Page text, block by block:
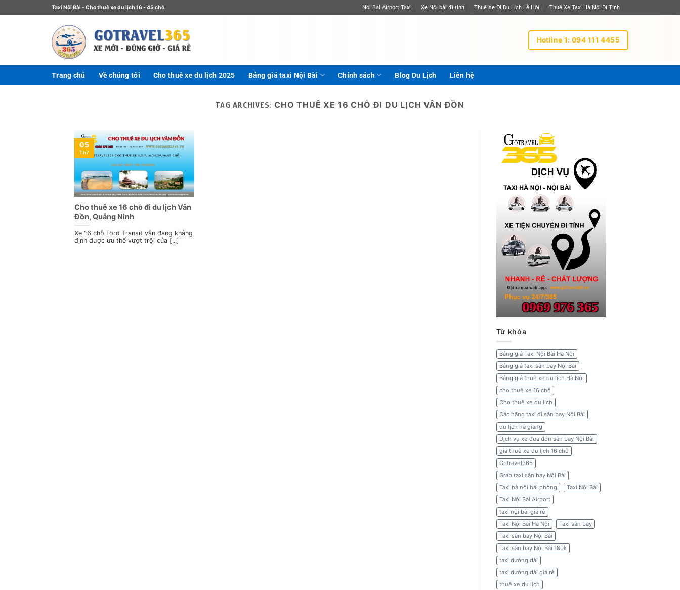
Taxi Nội Bài - Cho thuê xe du lịch 16 - 45 chỗ Noi Bai Airport Taxi Xe Nội bài đi tỉnh Thuê Xe Đi Du Lịch Lễ Hội Thuê Xe Taxi Hà Nội Đi Tỉnh
Hotline 1: 094 111 4455
Trang chủ Về chúng tôi Cho thuê xe du lịch 2025 Bảng giá taxi Nội Bài Chính sách Blog Du Lịch Liên hệ
TAG ARCHIVES: CHO THUÊ XE 16 CHỖ ĐI DU LỊCH VÂN ĐỒN
Cho thuê xe 16 chỗ đi du lịch Vân
Đồn, Quảng Ninh
Xe 16 chỗ Ford Transit vẫn đang khẳng
định được ưu thế vượt trội của [...]
05
Th7
Từ khóa
Bảng giá Taxi Nội Bài Hà Nội
Bảng giá taxi sân bay Nội Bài
Bảng giá thuê xe du lịch Hà Nội
cho thuê xe 16 chỗ
Cho thuê xe du lịch
Các hãng taxi đi sân bay Nội Bài
du lịch hà giang
Dịch vụ xe đưa đón sân bay Nội Bài
giá thuê xe du lịch 16 chỗ
Gotravel365
Grab taxi sân bay Nội Bài
Taxi hà nội hải phòng
Taxi Nội Bài
Taxi Nội Bài Airport
taxi nội bài giá rẻ
Taxi Nội Bài Hà Nội
Taxi sân bay
Taxi sân bay Nội Bài
Taxi sân bay Nội Bài 180k
taxi đường dài
taxi đường dài giá rẻ
thuê xe du lịch